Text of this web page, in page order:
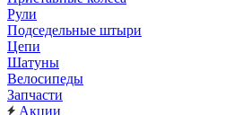
Рули
Подседельные штыри
Цепи
Шатуны
Велосипеды
Запчасти
Акции